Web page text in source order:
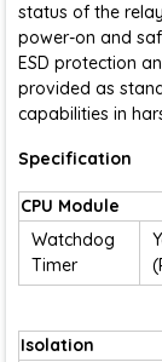
status of the
power-on and
ESD protection
provided as
capabilities in
Specification
CPU Module
Watchdog
Timer
Isolation